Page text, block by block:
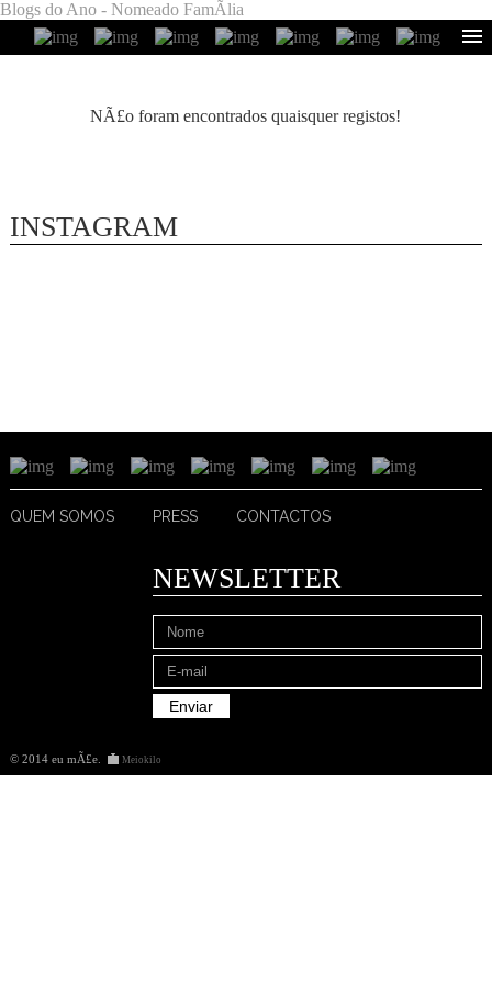
Blogs do Ano - Nomeado FamÃ­lia
NÃ£o foram encontrados quaisquer registos!
INSTAGRAM
QUEM SOMOS PRESS CONTACTOS
NEWSLETTER
© 2014 eu mÃ£e. Meiokilo